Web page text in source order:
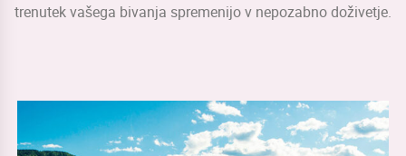
trenutek vašega bivanja spremenijo v nepozabno doživetje.